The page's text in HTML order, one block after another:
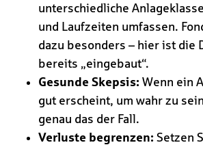
unterschiedliche
und Laufzeiten umfassen.
dazu besonders – hier ist die
bereits „eingebaut“.
Gesunde Skepsis: Wenn ein
gut erscheint, um wahr zu
genau das der Fall.
Verluste begrenzen: Setzen